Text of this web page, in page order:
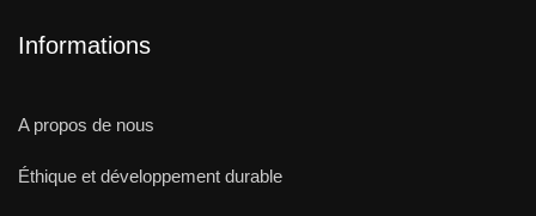
Informations
A propos de nous
Éthique et développement durable